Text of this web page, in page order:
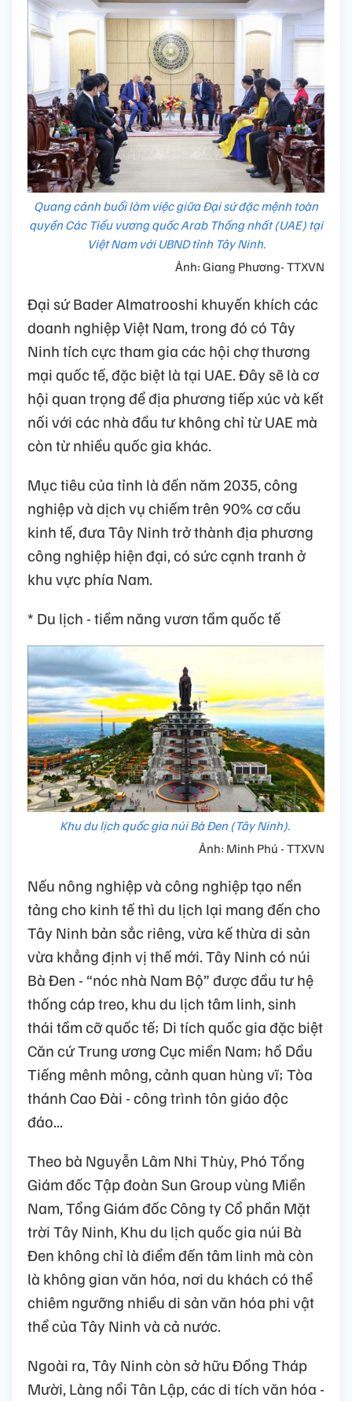
Quang cảnh buổi làm việc giữa Đại sứ đặc mệnh toàn
quyền Các Tiểu vương quốc Arab Thống nhất (UAE) tại
Việt Nam với UBND tỉnh Tây Ninh.
Ảnh: Giang Phương- TTXVN
Đại sứ Bader Almatrooshi khuyến khích các
doanh nghiệp Việt Nam, trong đó có Tây
Ninh tích cực tham gia các hội chợ thương
mại quốc tế, đặc biệt là tại UAE. Đây sẽ là cơ
hội quan trọng để địa phương tiếp xúc và kết
nối với các nhà đầu tư không chỉ từ UAE mà
còn từ nhiều quốc gia khác.
Mục tiêu của tỉnh là đến năm 2035, công
nghiệp và dịch vụ chiếm trên 90% cơ cấu
kinh tế, đưa Tây Ninh trở thành địa phương
công nghiệp hiện đại, có sức cạnh tranh ở
khu vực phía Nam.
* Du lịch - tiềm năng vươn tầm quốc tế
Khu du lịch quốc gia núi Bà Đen (Tây Ninh).
Ảnh: Minh Phú - TTXVN
Nếu nông nghiệp và công nghiệp tạo nền
tảng cho kinh tế thì du lịch lại mang đến cho
Tây Ninh bản sắc riêng, vừa kế thừa di sản
vừa khẳng định vị thế mới. Tây Ninh có núi
Bà Đen - “nóc nhà Nam Bộ” được đầu tư hệ
thống cáp treo, khu du lịch tâm linh, sinh
thái tầm cỡ quốc tế; Di tích quốc gia đặc biệt
Căn cứ Trung ương Cục miền Nam; hồ Dầu
Tiếng mênh mông, cảnh quan hùng vĩ; Tòa
thánh Cao Đài - công trình tôn giáo độc
đáo...
Theo bà Nguyễn Lâm Nhi Thùy, Phó Tổng
Giám đốc Tập đoàn Sun Group vùng Miền
Nam, Tổng Giám đốc Công ty Cổ phần Mặt
trời Tây Ninh, Khu du lịch quốc gia núi Bà
Đen không chỉ là điểm đến tâm linh mà còn
là không gian văn hóa, nơi du khách có thể
chiêm ngưỡng nhiều di sản văn hóa phi vật
thể của Tây Ninh và cả nước.
Ngoài ra, Tây Ninh còn sở hữu Đồng Tháp
Mười, Làng nổi Tân Lập, các di tích văn hóa -